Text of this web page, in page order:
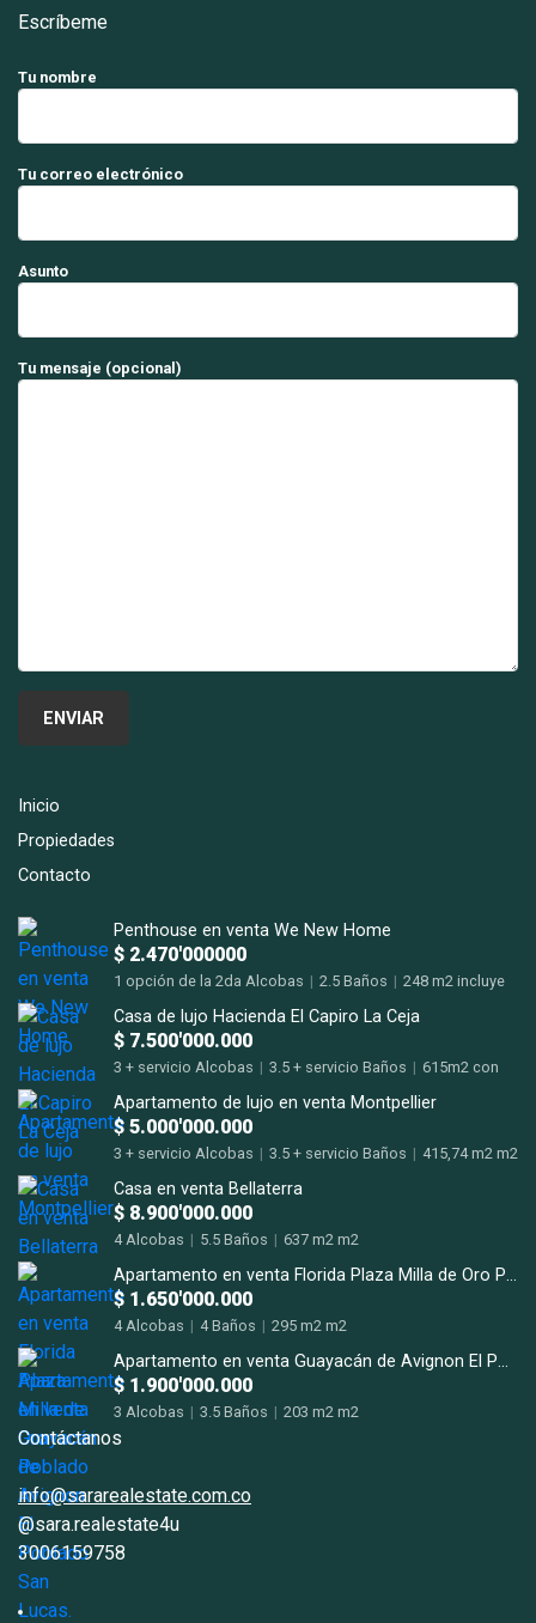
Escríbeme
Tu nombre
Tu correo electrónico
Asunto
Tu mensaje (opcional)
Inicio
Propiedades
Contacto
Penthouse en venta We New Home
$ 2.470'000000
1 opción de la 2da Alcobas | 2.5 Baños | 248 m2 incluye
Casa de lujo Hacienda El Capiro La Ceja
$ 7.500'000.000
3 + servicio Alcobas | 3.5 + servicio Baños | 615m2 con
Apartamento de lujo en venta Montpellier
$ 5.000'000.000
3 + servicio Alcobas | 3.5 + servicio Baños | 415,74 m2 m2
Casa en venta Bellaterra
$ 8.900'000.000
4 Alcobas | 5.5 Baños | 637 m2 m2
Apartamento en venta Florida Plaza Milla de Oro Poblado
$ 1.650'000.000
4 Alcobas | 4 Baños | 295 m2 m2
Apartamento en venta Guayacán de Avignon El Poblado San Lucas.
$ 1.900'000.000
3 Alcobas | 3.5 Baños | 203 m2 m2
Contáctanos
info@sararealestate.com.co
@sara.realestate4u
3006159758